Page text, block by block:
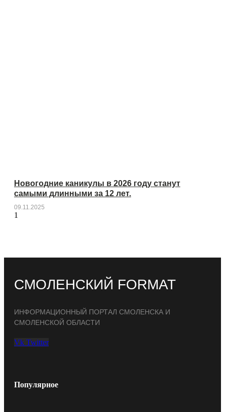
Новогодние каникулы в 2026 году станут
самыми длинными за 12 лет.
09.11.2025
СМОЛЕНСКИЙ FORMAT
ИНФОРМАЦИОННЫЙ ПОРТАЛ СМОЛЕНСКА И
СМОЛЕНСКОЙ ОБЛАСТИ
Vk Twitter
Популярное